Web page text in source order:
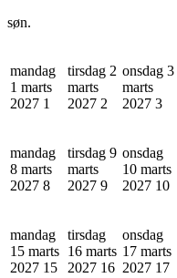
søn.
mandag
1 marts
2027 1
tirsdag 2
marts
2027 2
onsdag 3
marts
2027 3
mandag
8 marts
2027 8
tirsdag 9
marts
2027 9
onsdag
10 marts
2027 10
mandag
15 marts
2027 15
tirsdag
16 marts
2027 16
onsdag
17 marts
2027 17